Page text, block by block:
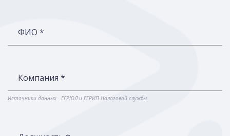
ФИО *
Компания *
Источники данных - ЕГРЮЛ и ЕГРИП Налоговой службы